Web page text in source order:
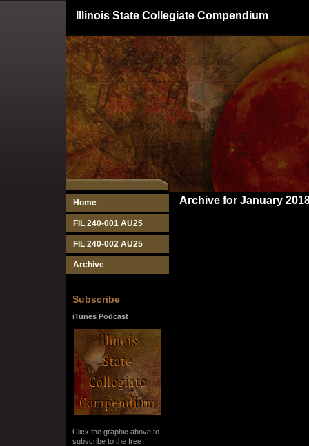
Illinois State Collegiate Compendium
Home
FIL 240-001 AU25
FIL 240-002 AU25
Archive
Subscribe
iTunes Podcast
Click the graphic above to
subscribe to the free
Archive for January